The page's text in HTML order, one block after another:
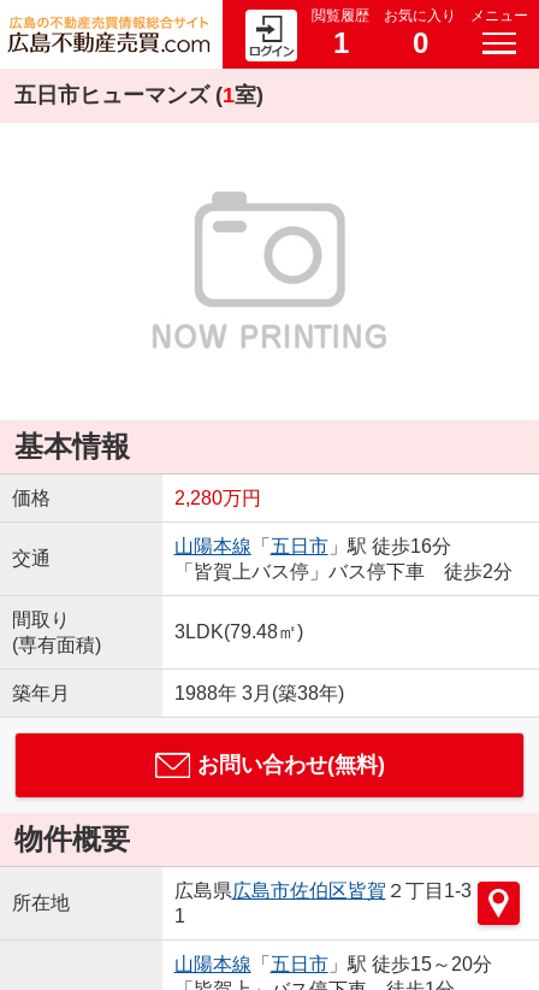
閲覧履歴
1
お気に入り
0
メニュー
五日市ヒューマンズ (1室)
基本情報
価格 2,280万円
交通
山陽本線 「 五日市」駅 徒歩16分
「皆賀上バス停」バス停下車 徒歩2分
間取り
(専有面積)
3LDK(79.48㎡)
築年月 1988年 3月(築38年)
お問い合わせ(無料)
物件概要
所在地
広島県広島市佐伯区皆賀 ２丁目1-3
1
山陽本線 「 五日市」駅 徒歩15～20分